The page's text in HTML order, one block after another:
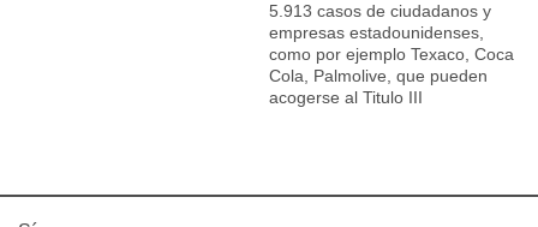
5.913 casos de ciudadanos y
empresas estadounidenses,
como por ejemplo Texaco, Coca
Cola, Palmolive, que pueden
acogerse al Titulo III